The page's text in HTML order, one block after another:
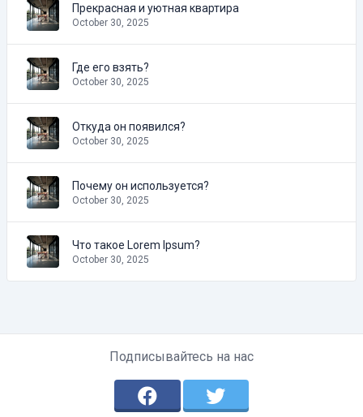
Прекрасная и уютная квартира
October 30, 2025
Где его взять?
October 30, 2025
Откуда он появился?
October 30, 2025
Почему он используется?
October 30, 2025
Что такое Lorem Ipsum?
October 30, 2025
Подписывайтесь на нас